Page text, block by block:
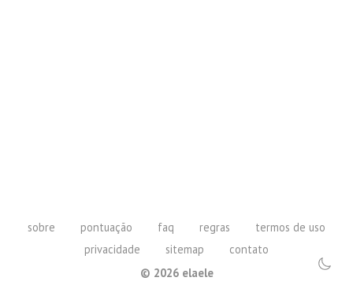
sobre pontuação faq regras
termos de uso
privacidade
sitemap
contato
© 2026elaele